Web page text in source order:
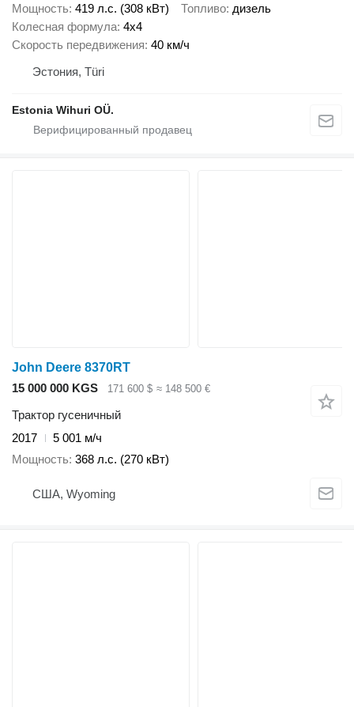
Мощность 419 л.с. (308 кВт) Топливо дизель
Колесная формула 4x4
Скорость передвижения 40 км/ч
Эстония, Türi
Estonia Wihuri OÜ.
John Deere 8370RT
15 000 000 KGS
171 600 $ ≈ 148 500 €
Трактор гусеничный
2017
5 001 м/ч
Мощность 368 л.с. (270 кВт)
США, Wyoming